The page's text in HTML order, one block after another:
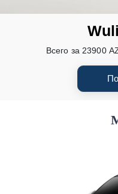
Всего за 23900